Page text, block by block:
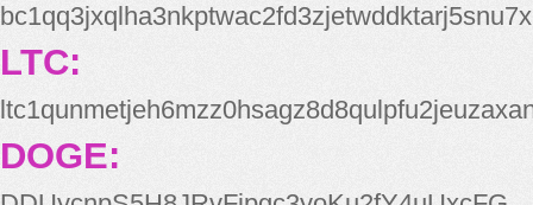
bc1qq3jxqlha3nkptwac2fd3zjetwddktarj5snu7x
LTC:
DOGE: